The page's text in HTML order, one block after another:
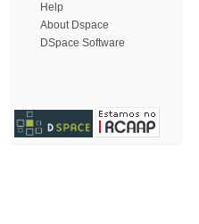
Help
About Dspace
DSpace Software